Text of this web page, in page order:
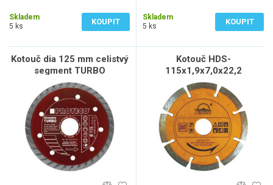
Skladem
5 ks
KOUPIT
Skladem
5 ks
KOUPIT
Kotouč dia 125 mm celistvý
segment TURBO
CHAMPION kámen,bet.,ker.
Kotouč HDS-
115x1,9x7,0x22,2